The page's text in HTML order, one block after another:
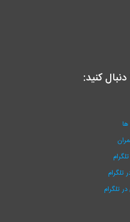
کنید: